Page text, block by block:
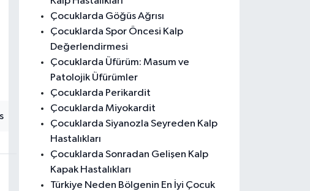
Çocuklarda Göğüs Ağrısı
Çocuklarda Spor Öncesi Kalp
Değerlendirmesi
Çocuklarda Üfürüm: Masum ve
Patolojik Üfürümler
Çocuklarda Perikardit
Çocuklarda Miyokardit
Çocuklarda Siyanozla Seyreden Kalp
Hastalıkları
Çocuklarda Sonradan Gelişen Kalp
Kapak Hastalıkları
Türkiye Neden Bölgenin En İyi Çocuk